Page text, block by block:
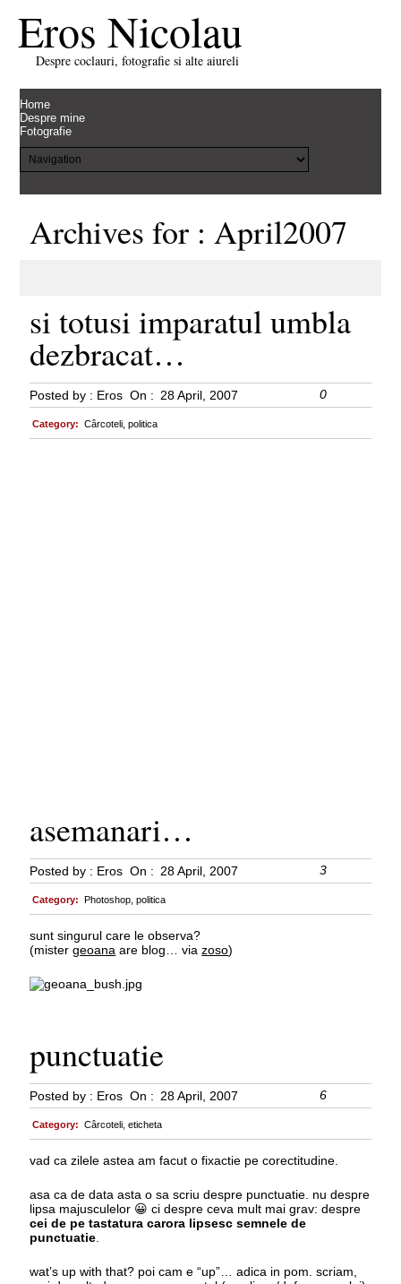
Eros Nicolau
Despre coclauri, fotografie si alte aiureli
Home
Despre mine
Fotografie
Archives for : April2007
si totusi imparatul umbla
dezbracat…
Posted by : Eros On : 28 April, 2007 0
Category: Cârcoteli, politica
asemanari…
Posted by : Eros On : 28 April, 2007 3
Category: Photoshop, politica
sunt singurul care le observa?
(mistergeoana are blog… viazoso)
punctuatie
Posted by : Eros On : 28 April, 2007 6
Category: Cârcoteli, eticheta
vad ca zilele astea am facut o fixactie pe corectitudine.
asa ca de data asta o sa scriu despre punctuatie. nu despre
lipsa majusculelor 😀 ci despre ceva mult mai grav: despre
cei de pe tastatura carora lipsesc semnele de
punctuatie.
wat’s up with that? poi cam e “up”… adica in pom. scriam,